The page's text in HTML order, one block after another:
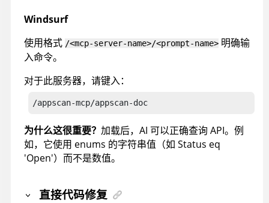
Windsurf
使用格式 /<mcp-server-name>/<prompt-name> 明确输
入命令。
对于此服务器，请键入：
/appscan-mcp/appscan-doc
为什么这很重要？ 加载后，AI 可以正确查询 API。例
如，它使用 enums 的字符串值（如 Status eq
'Open'）而不是数值。
直接代码修复